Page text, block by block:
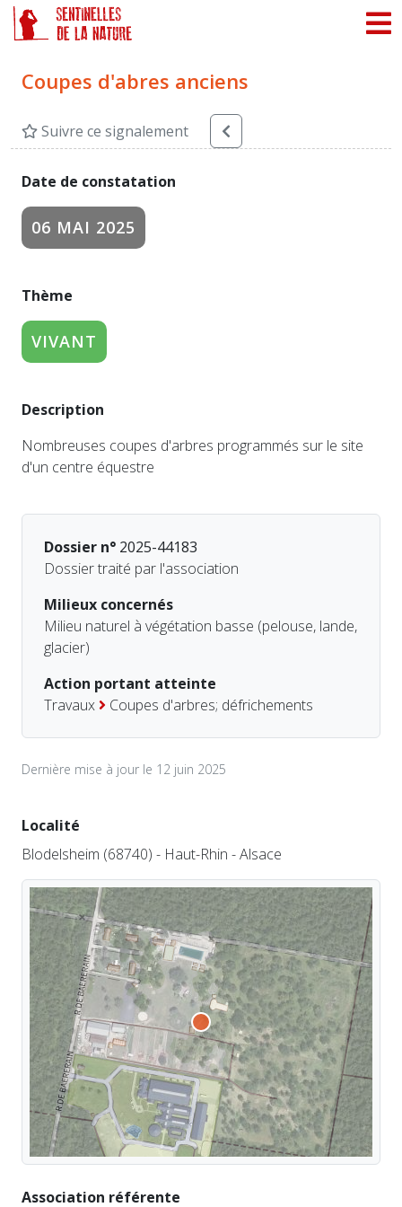
Coupes d'abres anciens
Suivre ce signalement
Date de constatation
06 MAI 2025
Thème
VIVANT
Description
Nombreuses coupes d'arbres programmés sur le site
d'un centre équestre
Dossier n° 2025-44183
Dossier traité par l'association
Milieux concernés
Milieu naturel à végétation basse (pelouse, lande,
glacier)
Action portant atteinte
Travaux
Coupes d'arbres; défrichements
Dernière mise à jour le 12 juin 2025
Localité
Blodelsheim (68740) - Haut-Rhin - Alsace
Association référente
Panneau de gestion des cookies